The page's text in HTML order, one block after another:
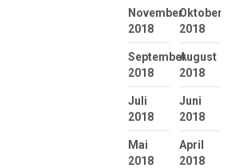
November
2018
Oktober
2018
September
2018
August
2018
Juli
2018
Juni
2018
Mai
2018
April
2018